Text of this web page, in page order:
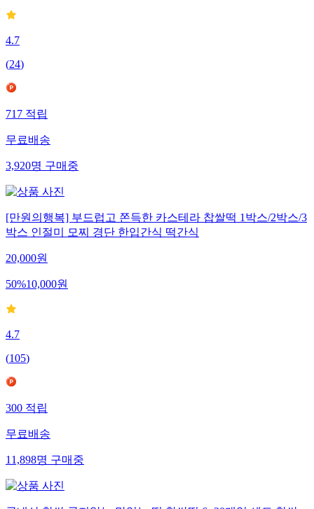
4.7
(24)
717적립
무료배송
3,920명구매중
[만원의행복] 부드럽고 쫀득한 카스테라 찹쌀떡 1박스/2박스/3
박스 인절미 모찌 경단 한입간식 떡간식
20,000원
50%10,000원
4.7
(105)
300적립
무료배송
11,898명구매중